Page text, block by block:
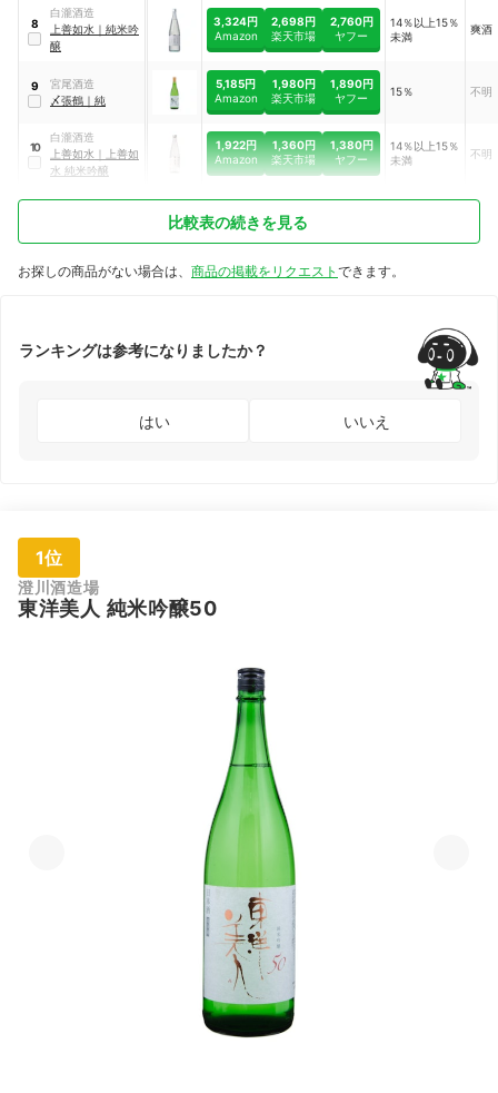
8
白瀧酒造
上善如水 ｜ 純米吟
醸
3,324円
Amazon
2,698円
楽天市場
2,760円
ヤフー
14％以上15％
未満
爽酒
9
宮尾酒造
〆張鶴 ｜ 純
5,185円
Amazon
1,980円
楽天市場
1,890円
ヤフー
15％ 不明
10
白瀧酒造
上善如水
上善如
水 純米吟醸
1,922円
Amazon
1,360円
楽天市場
1,380円
ヤフー
14％以上15％
未満
不明
比較表の続きを見る
お探しの商品がない場合は、 商品の掲載をリクエスト できます。
ランキングは参考になりましたか？
はい いいえ
1位
澄川酒造場
東洋美人 純米吟醸50